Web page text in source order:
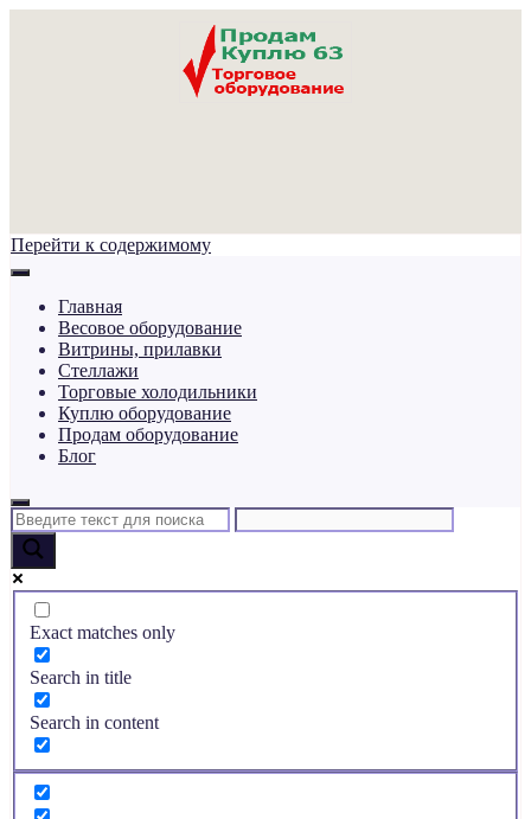
Перейти к содержимому
Главная
Весовое оборудование
Витрины, прилавки
Стеллажи
Торговые холодильники
Куплю оборудование
Продам оборудование
Блог
Exact matches only
Search in title
Search in content